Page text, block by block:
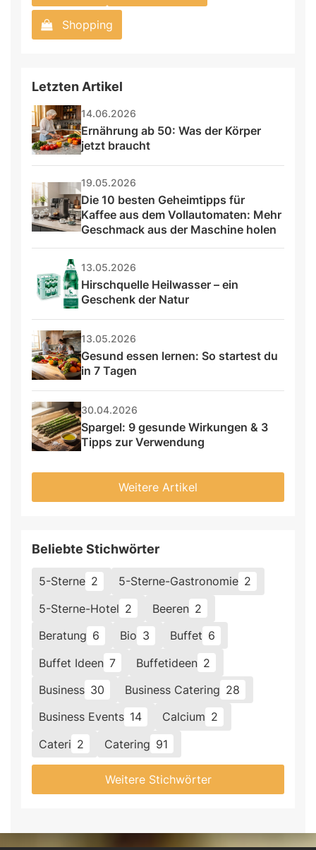
Shopping
Letzten Artikel
14.06.2026
Ernährung ab 50: Was der Körper
jetzt braucht
19.05.2026
Die 10 besten Geheimtipps für
Kaffee aus dem Vollautomaten: Mehr
Geschmack aus der Maschine holen
13.05.2026
Hirschquelle Heilwasser – ein
Geschenk der Natur
13.05.2026
Gesund essen lernen: So startest du
in 7 Tagen
30.04.2026
Spargel: 9 gesunde Wirkungen & 3
Tipps zur Verwendung
Weitere Artikel
Beliebte Stichwörter
5-Sterne 2 5-Sterne-Gastronomie 2
5-Sterne-Hotel 2 Beeren 2
Beratung 6 Bio 3 Buffet 6
Buffet Ideen 7 Buffetideen 2
Business 30 Business Catering 28
Business Events 14 Calcium 2
Cateri 2 Catering 91
Weitere Stichwörter